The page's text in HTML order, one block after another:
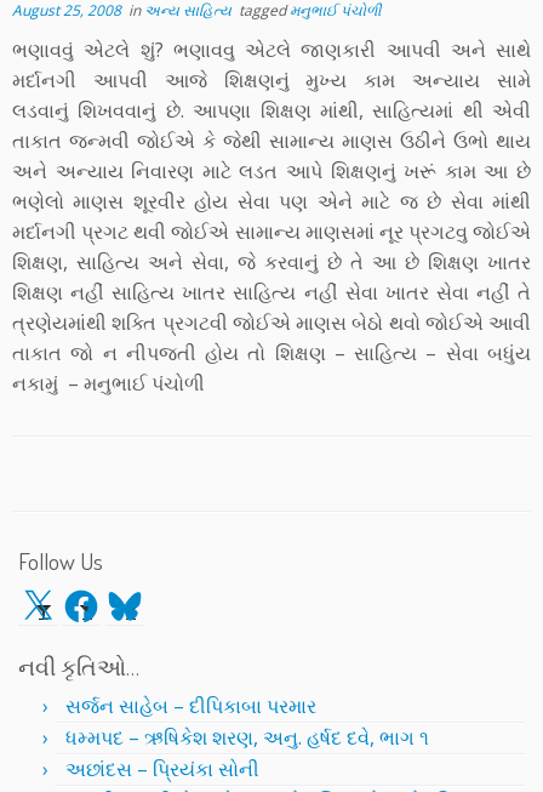
August 25, 2008in અન્ય સાહિત્ય taggedમનુભાઈ પંચોળી
ભણાવવું એટલે શું? ભણાવવુ એટલે જાણકારી આપવી અને સાથે
મર્દાનગી આપવી આજે શિક્ષણનું મુખ્ય કામ અન્યાય સામે
લડવાનું શિખવવાનું છે. આપણા શિક્ષણ માંથી, સાહિત્યમાં થી એવી
તાકાત જન્મવી જોઈએ કે જેથી સામાન્ય માણસ ઉઠીને ઉભો થાય
અને અન્યાય નિવારણ માટે લડત આપે શિક્ષણનું ખરૂં કામ આ છે
ભણેલો માણસ શૂરવીર હોય સેવા પણ એને માટે જ છે સેવા માંથી
મર્દાનગી પ્રગટ થવી જોઈએ સામાન્ય માણસમાં નૂર પ્રગટવુ જોઈએ
શિક્ષણ, સાહિત્ય અને સેવા, જે કરવાનું છે તે આ છે શિક્ષણ ખાતર
શિક્ષણ નહીં સાહિત્ય ખાતર સાહિત્ય નહીં સેવા ખાતર સેવા નહીં તે
ત્રણેયમાંથી શક્તિ પ્રગટવી જોઈએ માણસ બેઠો થવો જોઈએ આવી
તાકાત જો ન નીપજતી હોય તો શિક્ષણ – સાહિત્ય – સેવા બધુંય
નકામું – મનુભાઈ પંચોળી
Follow Us
X Facebook
Bluesky
નવી કૃતિઓ…
સર્જન સાહેબ – દીપિકાબા પરમાર
ધમ્મપદ – ઋષિકેશ શરણ, અનુ. હર્ષદ દવે, ભાગ ૧
અછાંદસ – પ્રિયંકા સોની